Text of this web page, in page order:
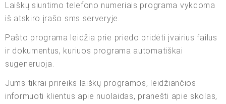
Laiškų siuntimo telefono numeriais programa vykdoma
iš atskiro įrašo sms serveryje.
Pašto programa leidžia prie priedo pridėti įvairius failus
ir dokumentus, kuriuos programa automatiškai
sugeneruoja.
Jums tikrai prireiks laiškų programos, leidžiančios
informuoti klientus apie nuolaidas, pranešti apie skolas,